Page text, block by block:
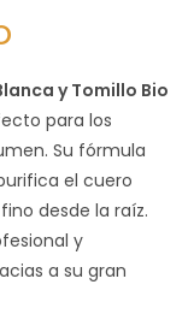
y Tomillo Bio
para los
Su fórmula
el cuero
desde la raíz.
y
a su gran